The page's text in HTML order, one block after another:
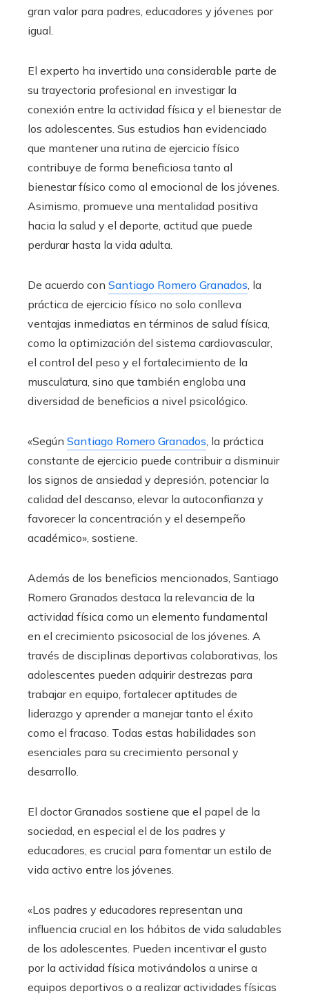
gran valor para padres, educadores y jóvenes por
igual.
El experto ha invertido una considerable parte de
su trayectoria profesional en investigar la
conexión entre la actividad física y el bienestar de
los adolescentes. Sus estudios han evidenciado
que mantener una rutina de ejercicio físico
contribuye de forma beneficiosa tanto al
bienestar físico como al emocional de los jóvenes.
Asimismo, promueve una mentalidad positiva
hacia la salud y el deporte, actitud que puede
perdurar hasta la vida adulta.
De acuerdo con Santiago Romero Granados , la
práctica de ejercicio físico no solo conlleva
ventajas inmediatas en términos de salud física,
como la optimización del sistema cardiovascular,
el control del peso y el fortalecimiento de la
musculatura, sino que también engloba una
diversidad de beneficios a nivel psicológico.
«Según Santiago Romero Granados , la práctica
constante de ejercicio puede contribuir a disminuir
los signos de ansiedad y depresión, potenciar la
calidad del descanso, elevar la autoconfianza y
favorecer la concentración y el desempeño
académico», sostiene.
Además de los beneficios mencionados, Santiago
Romero Granados destaca la relevancia de la
actividad física como un elemento fundamental
en el crecimiento psicosocial de los jóvenes. A
través de disciplinas deportivas colaborativas, los
adolescentes pueden adquirir destrezas para
trabajar en equipo, fortalecer aptitudes de
liderazgo y aprender a manejar tanto el éxito
como el fracaso. Todas estas habilidades son
esenciales para su crecimiento personal y
desarrollo.
El doctor Granados sostiene que el papel de la
sociedad, en especial el de los padres y
educadores, es crucial para fomentar un estilo de
vida activo entre los jóvenes.
«Los padres y educadores representan una
influencia crucial en los hábitos de vida saludables
de los adolescentes. Pueden incentivar el gusto
por la actividad física motivándolos a unirse a
equipos deportivos o a realizar actividades físicas